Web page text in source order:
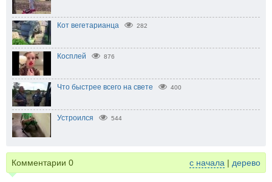
Кот вегетарианца 282
Косплей 876
Что быстрее всего на свете 400
Устроился 544
Комментарии 0 с начала | дерево